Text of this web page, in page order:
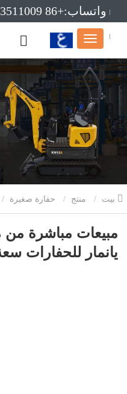
واتساب:+86 18063511009
بريد إلكتروني:info@kaisanmachinery.com
منتج حفارة صغيرة
مصنع كايسان لمحركات يانمار للحفارات
مبيعات مباشرة
يانمار للحفارات سعة 6